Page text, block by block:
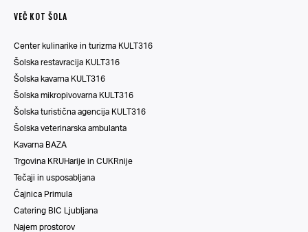
VEČ KOT ŠOLA
Center kulinarike in turizma KULT316
Šolska restavracija KULT316
Šolska kavarna KULT316
Šolska mikropivovarna KULT316
Šolska turistična agencija KULT316
Šolska veterinarska ambulanta
Kavarna BAZA
Trgovina KRUHarije in CUKRnije
Tečaji in usposabljana
Čajnica Primula
Catering BIC Ljubljana
Najem prostorov